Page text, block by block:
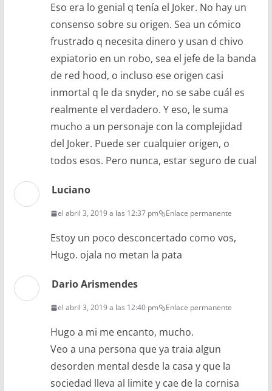
Eso era lo genial q tenía el Joker. No hay un
consenso sobre su origen. Sea un cómico
frustrado q necesita dinero y usan d chivo
expiatorio en un robo, sea el jefe de la banda
de red hood, o incluso ese origen casi
inmortal q le da snyder, no se sabe cuál es
realmente el verdadero. Y eso, le suma
mucho a un personaje con la complejidad
del Joker. Puede ser cualquier origen, o
todos esos. Pero nunca, estar seguro de cual
Luciano
el abril 3, 2019 a las 12:37 pm Enlace permanente
Estoy un poco desconcertado como vos,
Hugo. ojala no metan la pata
Dario Arismendes
el abril 3, 2019 a las 12:40 pm Enlace permanente
Hugo a mi me encanto, mucho.
Veo a una persona que ya traia algun
desorden mental desde la casa y que la
sociedad lleva al limite y cae de la cornisa